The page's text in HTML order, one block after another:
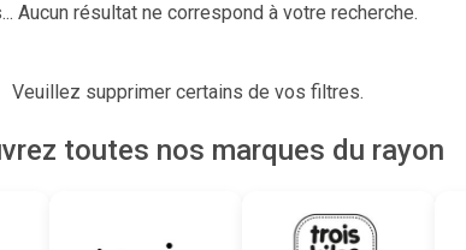
Aucun résultat ne correspond à votre recherche.
Veuillez supprimer certains de vos filtres.
toutes nos marques du rayon